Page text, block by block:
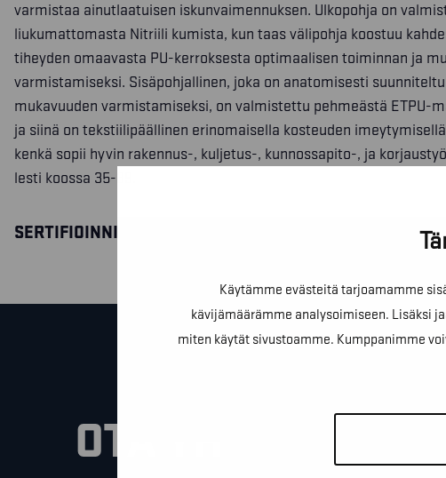
Käytämme evästeitä tarjoamamme
kävijämäärämme analysoimiseen. Lisäksi
miten käytät sivustoamme. Kumppanimme
varmistaa ainutlaatuisen iskunvaimennuksen. Ulkopohja on
liukumattomasta Nitriili kumista, kun taas välipohja koostuu
tiheyden omaavasta PU-kerroksesta optimaalisen toiminnan ja
varmistamiseksi. Sisäpohjallinen, joka on anatomisesti
mukavuuden varmistamiseksi, on valmistettu pehmeästä ETPU-
ja siinä on tekstiilipäällinen erinomaisella kosteuden
kenkä sopii hyvin rakennus-, kuljetus-, kunnossapito-, ja
lesti koossa 35-39.
SERTIFIOINNIT
OTA YHTEYTTÄ!